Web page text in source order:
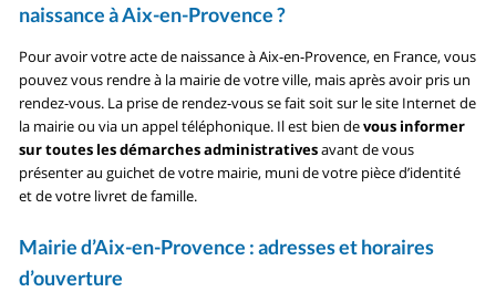
naissance à Aix-en-Provence ?
Pour avoir votre acte de naissance à Aix-en-Provence, en France, vous
pouvez vous rendre à la mairie de votre ville, mais après avoir pris un
rendez-vous. La prise de rendez-vous se fait soit sur le site Internet de
la mairie ou via un appel téléphonique. Il est bien devous informer
sur toutes les démarches administrativesavant de vous
présenter au guichet de votre mairie, muni de votre pièce d’identité
et de votre livret de famille.
Mairie d’Aix-en-Provence : adresses et horaires
d’ouverture